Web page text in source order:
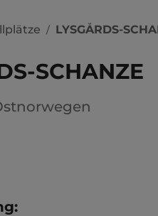
/ LYSGÅRDS-
SCHANZE
: